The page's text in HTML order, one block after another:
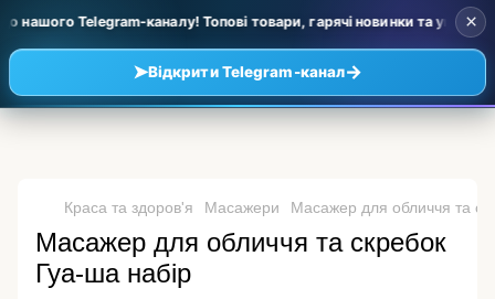
Telegram-каналу! Топові товари, гарячі новинки та уцінка
➤Відкрити Telegram-канал→
×
Краса та здоров'я Масажери Масажер для обличчя та
Масажер для обличчя та скребок
Гуа-ша набір